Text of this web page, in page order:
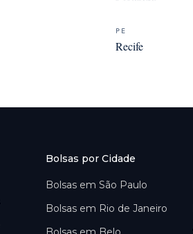
PE
Recife
Bolsas por Cidade
Bolsas em São Paulo
Bolsas em Rio de Janeiro